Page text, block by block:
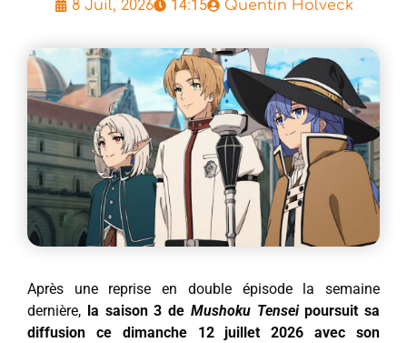
8 Juil, 2026 14:15 Quentin Holveck
Après une reprise en double épisode la semaine
dernière, la saison 3 de Mushoku Tenseipoursuit sa
diffusion ce dimanche 12 juillet 2026 avec son